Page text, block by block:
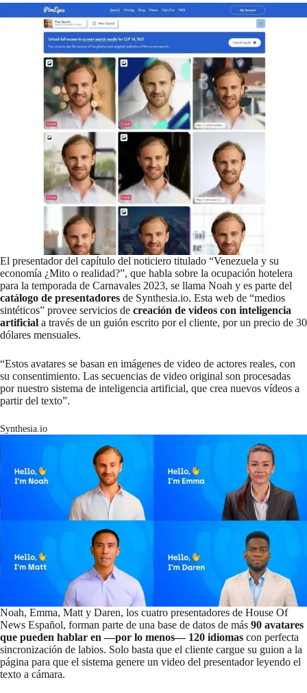
El presentador del capítulo del noticiero titulado “Venezuela y su
economía ¿Mito o realidad?”, que habla sobre la ocupación hotelera
para la temporada de Carnavales 2023, se llama Noah y es parte del
catálogo de presentadores de Synthesia.io. Esta web de “medios
sintéticos” provee servicios de creación de videos con inteligencia
artificial a través de un guión escrito por el cliente, por un precio de 30
dólares mensuales.
“Estos avatares se basan en imágenes de video de actores reales, con
su consentimiento. Las secuencias de video original son procesadas
por nuestro sistema de inteligencia artificial, que crea nuevos vídeos a
partir del texto”.
Synthesia.io
Noah, Emma, Matt y Daren, los cuatro presentadores de House Of
News Español, forman parte de una base de datos de más 90 avatares
que pueden hablar en —por lo menos— 120 idiomas con perfecta
sincronización de labios. Solo basta que el cliente cargue su guion a la
página para que el sistema genere un video del presentador leyendo el
texto a cámara.